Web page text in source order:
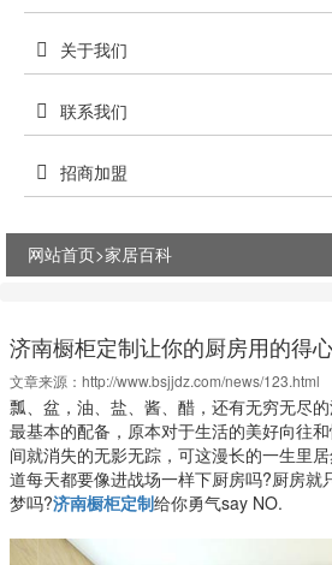
关于我们
联系我们
招商加盟
网站首页>家居百科
济南橱柜定制让你的厨房用的得
文章来源： http://www.bsjjdz.com/news/123.html
瓢、盆，油、盐、酱、醋，还有无穷无尽
最基本的配备，原本对于生活的美好向往
间就消失的无影无踪，可这漫长的一生里
道每天都要像进战场一样下厨房吗?厨房就
梦吗?济南橱柜定制给你勇气say NO.